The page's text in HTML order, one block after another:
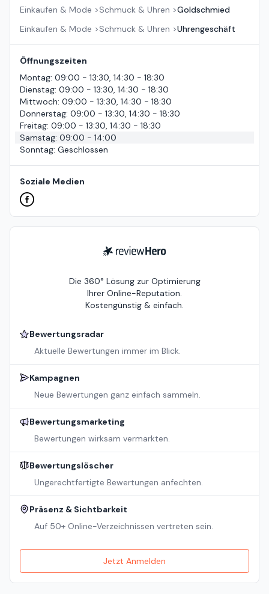
Einkaufen & Mode >Schmuck & Uhren >Goldschmied
Einkaufen & Mode >Schmuck & Uhren >Uhrengeschäft
Öffnungszeiten
Montag: 09:00 - 13:30, 14:30 - 18:30
Dienstag: 09:00 - 13:30, 14:30 - 18:30
Mittwoch: 09:00 - 13:30, 14:30 - 18:30
Donnerstag: 09:00 - 13:30, 14:30 - 18:30
Freitag: 09:00 - 13:30, 14:30 - 18:30
Samstag: 09:00 - 14:00
Sonntag: Geschlossen
Soziale Medien
ReviewHero
Die 360° Lösung zur Optimierung
Ihrer Online-Reputation.
Kostengünstig & einfach.
Bewertungsradar
Aktuelle Bewertungen immer im Blick.
Kampagnen
Neue Bewertungen ganz einfach sammeln.
Bewertungsmarketing
Bewertungen wirksam vermarkten.
Bewertungslöscher
Ungerechtfertigte Bewertungen anfechten.
Präsenz & Sichtbarkeit
Auf 50+ Online-Verzeichnissen vertreten sein.
Jetzt Anmelden